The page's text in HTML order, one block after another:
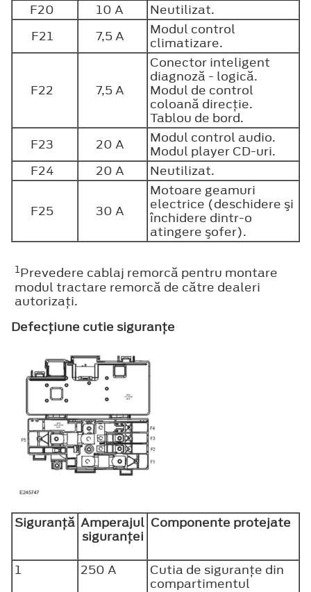
F20
10 A
Neutilizat.
F21
7,5 A
Modul control
climatizare.
F22 7,5 A
Conector inteligent
diagnoză - logică.
Modul de control
coloană direcţie.
Tablou de bord.
F23
20 A
Modul control audio.
Modul player CD-uri.
F24
20 A Neutilizat.
F25 30 A
Motoare geamuri
electrice (deschidere şi
închidere dintr-o
atingere şofer).
1Prevedere cablaj remorcă pentru montare
modul tractare remorcă de către dealeri
autorizaţi.
Defecţiune cutie siguranţe
Siguranţă Amperajul
siguranţei
Componente protejate
1 250 A
Cutia de siguranţe din
compartimentul